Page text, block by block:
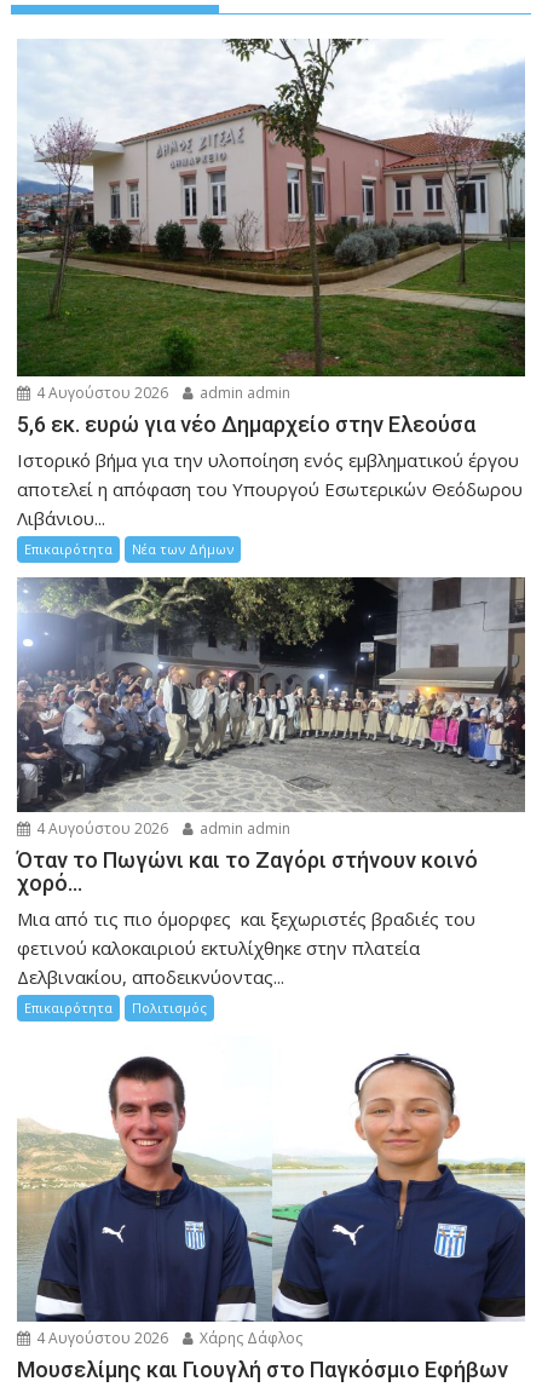
4 Αυγούστου 2026 admin admin
5,6 εκ. ευρώ για νέο Δημαρχείο στην Ελεούσα
Ιστορικό βήμα για την υλοποίηση ενός εμβληματικού έργου
αποτελεί η απόφαση του Υπουργού Εσωτερικών Θεόδωρου
Λιβάνιου...
Επικαιρότητα Νέα των Δήμων
4 Αυγούστου 2026 admin admin
Όταν το Πωγώνι και το Ζαγόρι στήνουν κοινό
χορό…
Μια από τις πιο όμορφες και ξεχωριστές βραδιές του
φετινού καλοκαιριού εκτυλίχθηκε στην πλατεία
Δελβινακίου, αποδεικνύοντας...
Επικαιρότητα Πολιτισμός
4 Αυγούστου 2026 Χάρης Δάφλος
Μουσελίμης και Γιουγλή στο Παγκόσμιο Εφήβων